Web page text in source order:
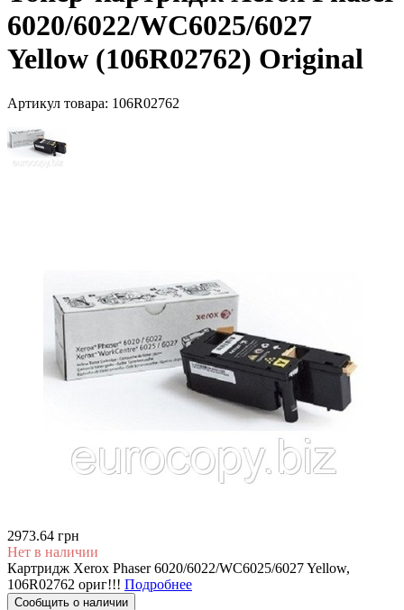
6020/6022/WC6025/6027
Yellow (106R02762) Original
Артикул товара: 106R02762
2973.64 грн
Нет в наличии
Картридж Xerox Phaser 6020/6022/WC6025/6027 Yellow,
106R02762 ориг!!! Подробнее
Сообщить о наличии